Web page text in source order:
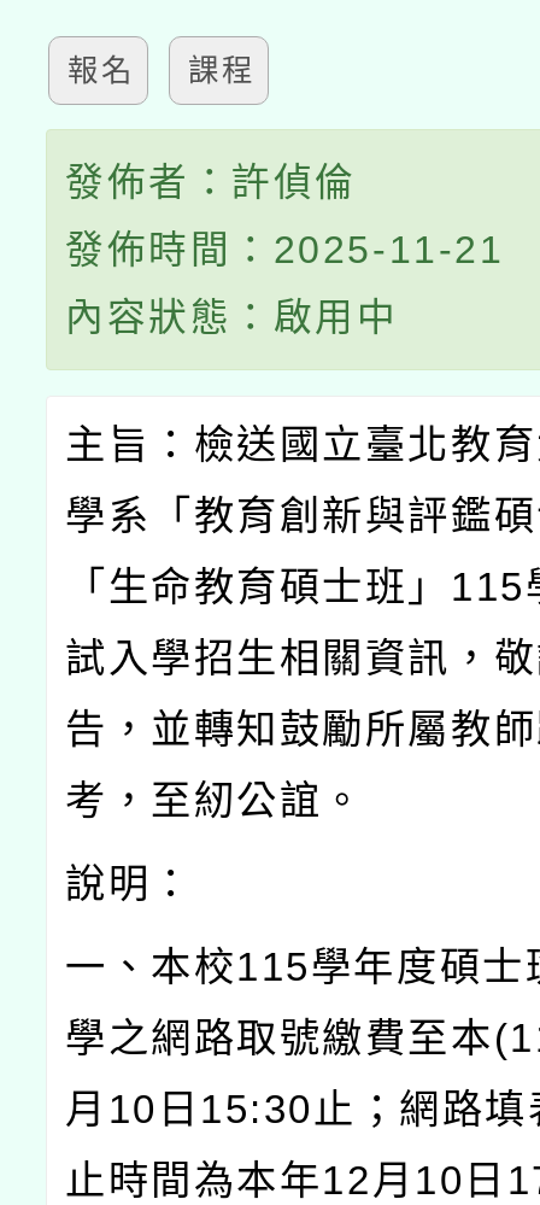
報名 課程
發佈者：許偵倫
發佈時間：2025-11-21
內容狀態：啟用中
主旨：檢送國立臺北教
學系「教育創新與評鑑
「生命教育碩士班」 115
試入學招生相關資訊，
告，並轉知鼓勵所屬教
考，至紉公誼。
說明：
一、本校115學年度碩士
學之網路取號繳費至本
月 10 日 15:30 止；網路
止時間為本年12月 10 日